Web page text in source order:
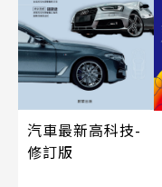
汽車最新高科技-
修訂版